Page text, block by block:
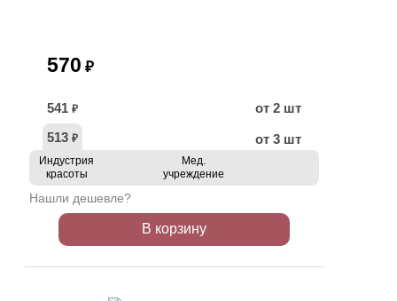
570 ₽
541 ₽
от 2 шт
513 ₽ от 3 шт
Индустрия
красоты
Мед.
учреждение
Нашли дешевле?
В корзину